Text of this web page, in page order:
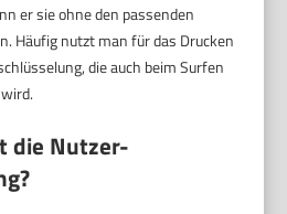
er sie ohne den passenden
Häufig nutzt man für das Drucken
die auch beim Surfen
die Nutzer-